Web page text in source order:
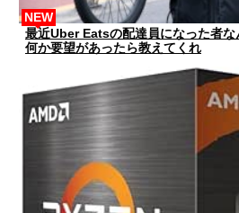
最近Uber Eatsの配達員になった者な
何か要望があったら教えてくれ
NEW